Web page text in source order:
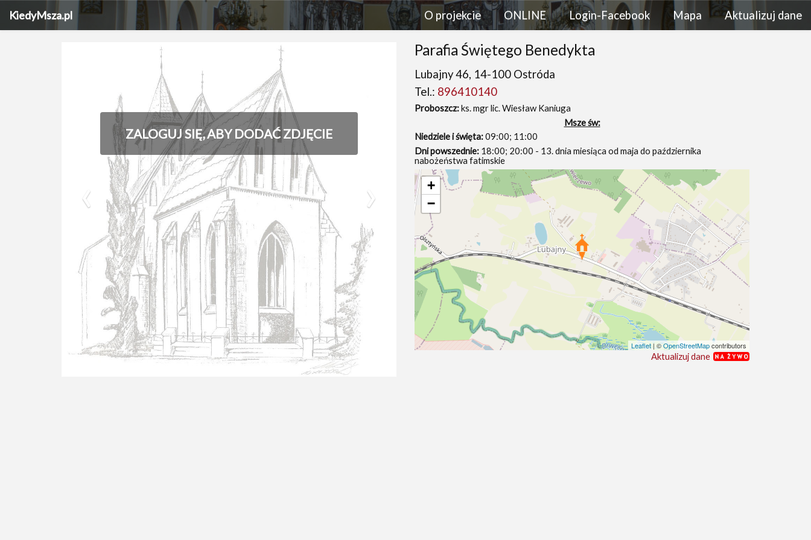
KiedyMsza.pl O projekcie ONLINE Login-Facebook Mapa Aktualizuj dane
ZALOGUJ SIĘ, ABY DODAĆ ZDJĘCIE
‹ ›
Parafia Świętego Benedykta
Lubajny 46, 14-100 Ostróda
Tel.: 896410140
Proboszcz:ks. mgr lic. Wiesław Kaniuga
Msze św:
Niedziele i święta:09:00; 11:00
Dni powszednie: 18:00; 20:00 - 13. dnia miesiąca od maja do października
nabożeństwa fatimskie
+
−
Leaflet| ©OpenStreetMapcontributors
Aktualizuj dane